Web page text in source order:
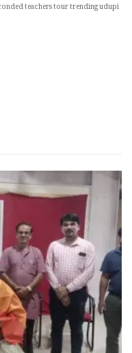
teacherstourtrendingudupi